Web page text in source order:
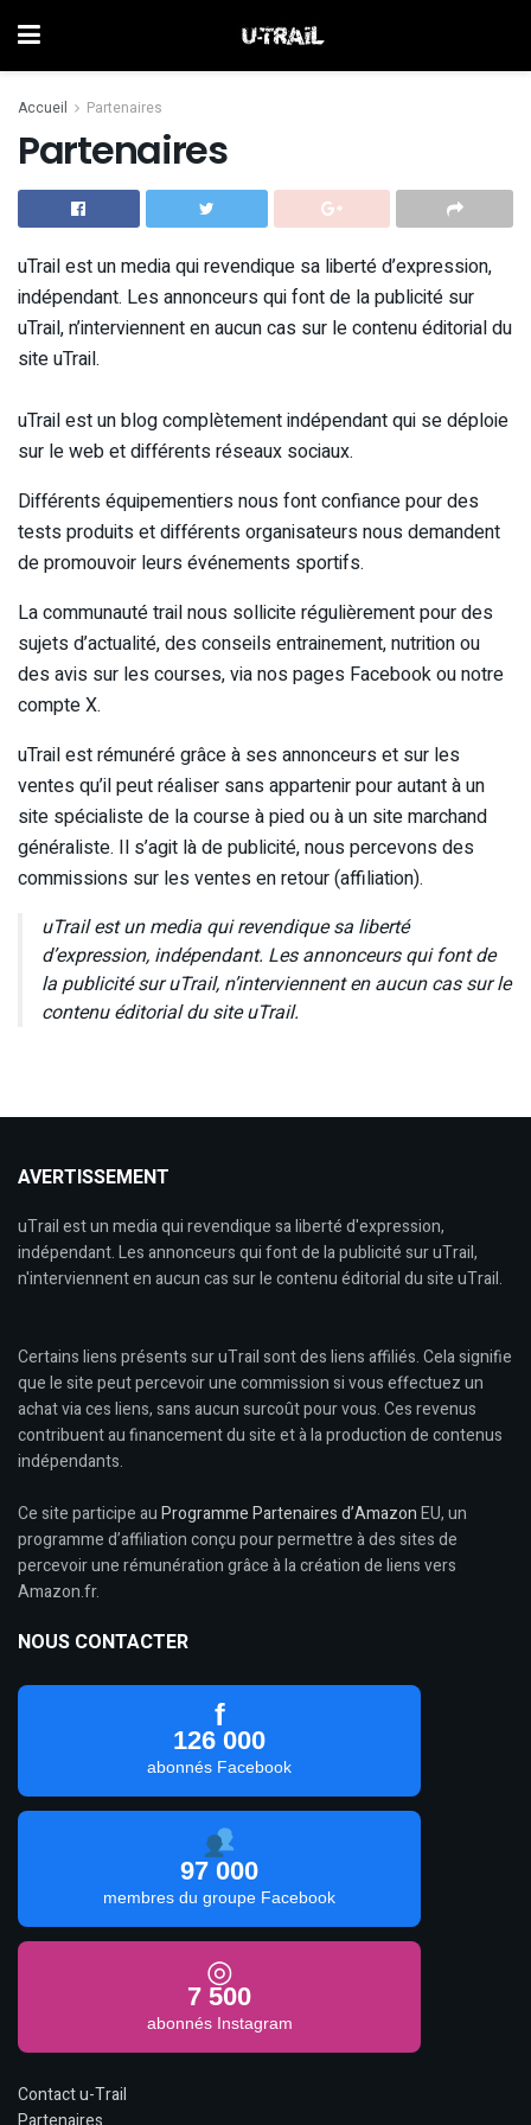
Accueil Partenaires
Partenaires
uTrail est un media qui revendique sa liberté d’expression,
indépendant. Les annonceurs qui font de la publicité sur
uTrail, n’interviennent en aucun cas sur le contenu éditorial du
site uTrail.
uTrail est un blog complètement indépendant qui se déploie
sur le web et différents réseaux sociaux.
Différents équipementiers nous font confiance pour des
tests produits et différents organisateurs nous demandent
de promouvoir leurs événements sportifs.
La communauté trail nous sollicite régulièrement pour des
sujets d’actualité, des conseils entrainement, nutrition ou
des avis sur les courses, via nos pages Facebook ou notre
compte X.
uTrail est rémunéré grâce à ses annonceurs et sur les
ventes qu’il peut réaliser sans appartenir pour autant à un
site spécialiste de la course à pied ou à un site marchand
généraliste. Il s’agit là de publicité, nous percevons des
commissions sur les ventes en retour (affiliation).
uTrail est un media qui revendique sa liberté
d’expression, indépendant. Les annonceurs qui font de
la publicité sur uTrail, n’interviennent en aucun cas sur le
contenu éditorial du site uTrail.
AVERTISSEMENT
uTrail est un media qui revendique sa liberté d'expression,
indépendant. Les annonceurs qui font de la publicité sur uTrail,
n'interviennent en aucun cas sur le contenu éditorial du site uTrail.
Certains liens présents sur uTrail sont des liens affiliés. Cela signifie
que le site peut percevoir une commission si vous effectuez un
achat via ces liens, sans aucun surcoût pour vous. Ces revenus
contribuent au financement du site et à la production de contenus
indépendants.
Ce site participe auProgramme Partenaires d’AmazonEU, un
programme d’affiliation conçu pour permettre à des sites de
percevoir une rémunération grâce à la création de liens vers
Amazon.fr.
NOUS CONTACTER
f
126 000
abonnés Facebook
97 000
membres du groupe Facebook
◎
7 500
abonnés Instagram
Contact u-Trail